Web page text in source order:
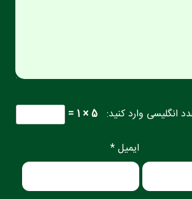
انگلیسی وارد کنید: 5 × 1 =
ایمیل *